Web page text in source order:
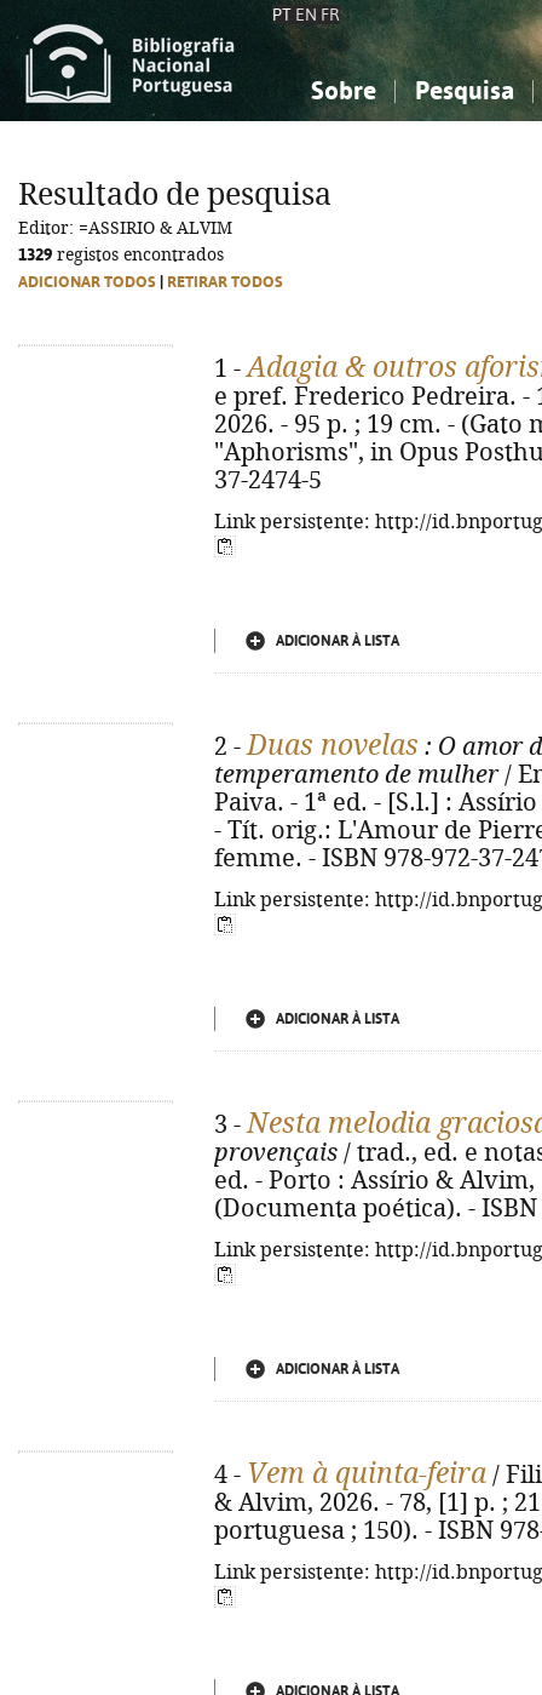
PT EN FR
Sobre Pesquisa
Ciências sociais...
Ciências sociais...
Resultado de pesquisa
Editor: =ASSIRIO & ALVIM
1329 registos encontrados
ADICIONAR TODOS RETIRAR TODOS
1 -Adagia & outros
e pref. Frederico Pedreira. -
2026. - 95 p. ; 19 cm. - (Gato
"Aphorisms", in Opus
37-2474-5
Link persistente: http://
ADICIONAR À LISTA
2 -Duas novelas : O amor
temperamento de mulher/
Paiva. - 1ª ed. - [S.l.] :
- Tít. orig.: L'Amour de
femme. - ISBN 978-972-37-
Link persistente: http://
ADICIONAR À LISTA
3 -Nesta melodia
provençais / trad., ed. e
ed. - Porto : Assírio & Alvim,
(Documenta poética). - ISBN
Link persistente: http://
ADICIONAR À LISTA
4 - Vem à quinta-feira /
& Alvim, 2026. - 78, [1] p. ;
portuguesa ; 150). - ISBN
Link persistente: http://
ADICIONAR À LISTA